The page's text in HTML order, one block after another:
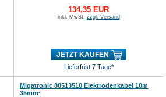
134,35 EUR
inkl. MwSt. zzgl. Versand
JETZT KAUFEN
Lieferfrist 7 Tage*
Migatronic 80513510 Elektrodenkabel 10m
35mm²